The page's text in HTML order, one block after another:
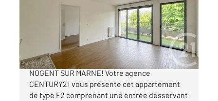
Appartement F2 à vendre
383 000 €
Appartement à vendre en plein centre ville de
NOGENT SUR MARNE! Votre agence
CENTURY21 vous présente cet appartement
de type F2 comprenant une entrée desservant